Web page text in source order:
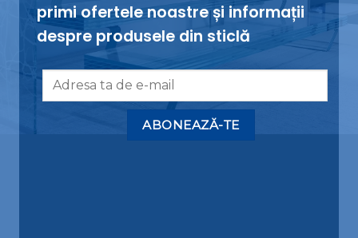
primi ofertele noastre și informații
despre produsele din sticlă